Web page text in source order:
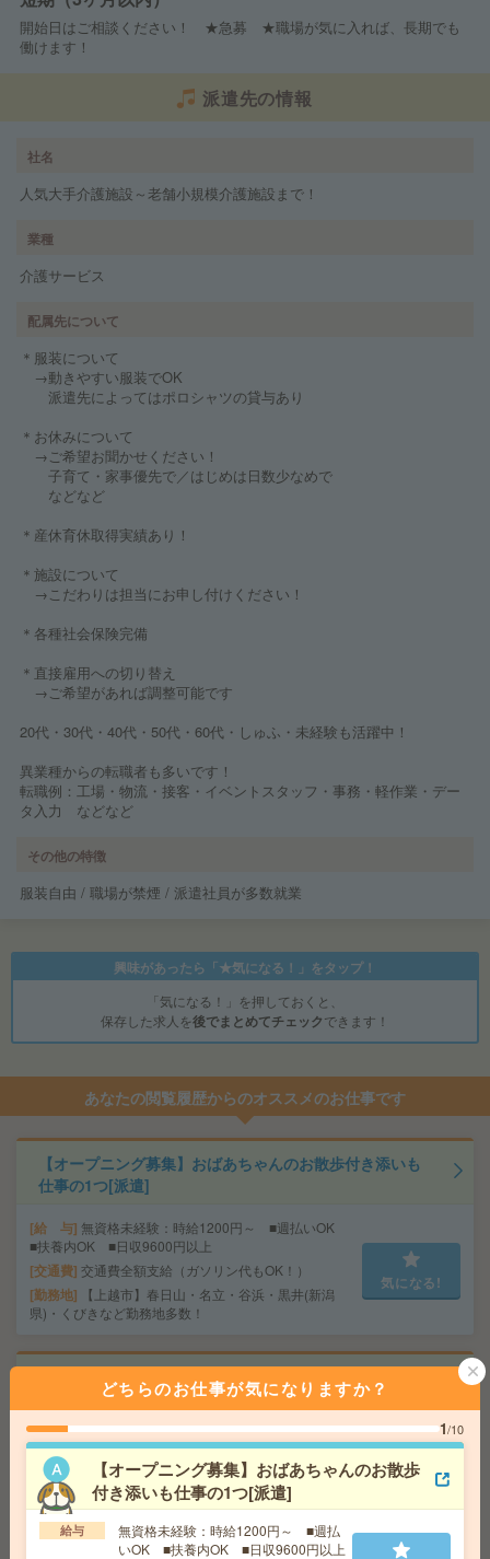
開始日はご相談ください！ ★急募 ★職場が気に入れば、長期でも
働けます！
派遣先の情報
社名
人気大手介護施設～老舗小規模介護施設まで！
業種
介護サービス
配属先について
＊服装について
→動きやすい服装でOK
派遣先によってはポロシャツの貸与あり
＊お休みについて
→ご希望お聞かせください！
子育て・家事優先で／はじめは日数少なめで
などなど
＊産休育休取得実績あり！
＊施設について
→こだわりは担当にお申し付けください！
＊各種社会保険完備
＊直接雇用への切り替え
→ご希望があれば調整可能です
20代・30代・40代・50代・60代・しゅふ・未経験も活躍中！
異業種からの転職者も多いです！
転職例：工場・物流・接客・イベントスタッフ・事務・軽作業・デー
タ入力 などなど
その他の特徴
服装自由 / 職場が禁煙 / 派遣社員が多数就業
興味があったら「★気になる！」をタップ！
「気になる！」を押しておくと、
保存した求人を後でまとめてチェックできます！
あなたの閲覧履歴からのオススメのお仕事です
【オープニング募集】おばあちゃんのお散歩付き添いも
仕事の1つ[派遣]
給 与 無資格未経験：時給1200円～ ■週払いOK
■扶養内OK ■日収9600円以上
交通費 交通費全額支給（ガソリン代もOK！）
勤務地
【上越市】春日山・名立・谷浜・黒井(新潟
県)・くびきなど勤務地多数！
気になる!
5名募集！在宅勤務あり＊18時まで＊資料送付案内など
給 与 時給1300円＋交 ■給与の前払いが可能な速
払いサービスあり
交通費 交通費支給あり
勤務地 新潟県新潟市中央区 磐越西線 新潟駅徒歩3
分
どちらのお仕事が気になりますか？
1/10
【オープニング募集】おばあちゃんのお散歩
付き添いも仕事の1つ[派遣]
給与
無資格未経験：時給1200円～ ■週払
いOK ■扶養内OK ■日収9600円以上